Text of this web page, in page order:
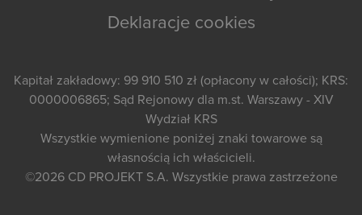
Deklaracje cookies
Kapitał zakładowy: 99 910 510 zł (opłacony w całości); KRS:
0000006865; Sąd Rejonowy dla m.st. Warszawy - XIV
Wydział KRS
Wszystkie wymienione poniżej znaki towarowe są
własnością ich właścicieli.
©2026 CD PROJEKT S.A. Wszystkie prawa zastrzeżone